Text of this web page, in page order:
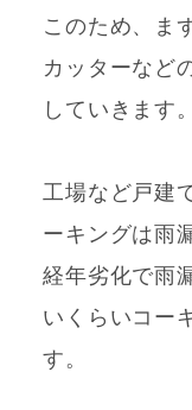
このため、ま
カッターなど
していきます。
工場など戸建
ーキングは雨
経年劣化で雨
いくらいコー
す。